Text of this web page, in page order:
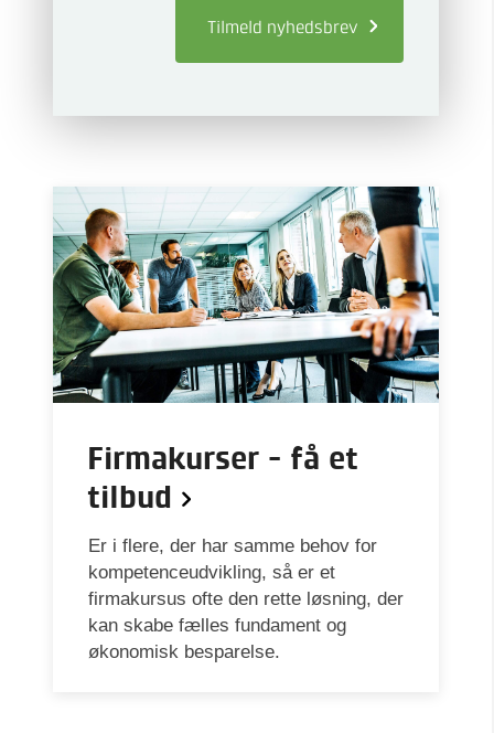
Tilmeld nyhedsbrev
Firmakurser - få et
tilbud
Er i flere, der har samme behov for
kompetenceudvikling, så er et
firmakursus ofte den rette løsning, der
kan skabe fælles fundament og
økonomisk besparelse.